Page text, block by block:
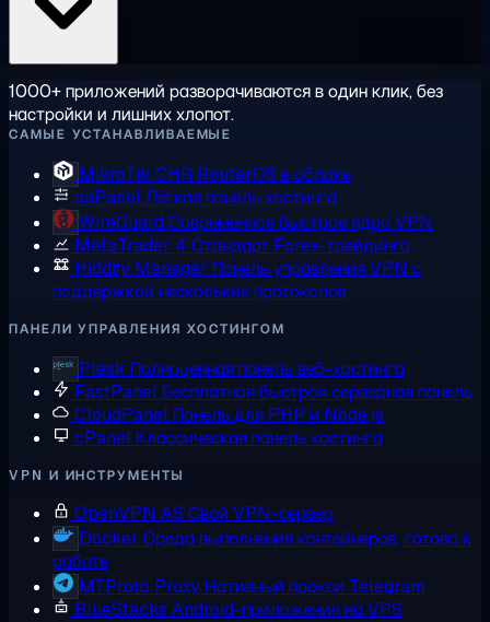
1000+ приложений разворачиваются в один клик, без
настройки и лишних хлопот.
САМЫЕ УСТАНАВЛИВАЕМЫЕ
MikroTik CHR RouterOS в облаке
aaPanelЛёгкая панель хостинга
WireGuard Современное быстрое ядро VPN
MetaTrader 4 Стандарт Forex-трейдинга
Hiddify Manager Панель управления VPN с
поддержкой нескольких протоколов
ПАНЕЛИ УПРАВЛЕНИЯ ХОСТИНГОМ
Plesk Полноценная панель веб-хостинга
FastPanelБесплатная быстрая серверная панель
CloudPanel Панель для PHP и Node.js
cPanelКлассическая панель хостинга
VPN И ИНСТРУМЕНТЫ
OpenVPN AS Свой VPN-сервер
Docker Среда выполнения контейнеров, готова к
работе
MTProto ProxyНативный прокси Telegram
BlueStacks Android-приложения на VPS